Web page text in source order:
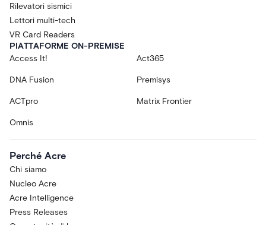
Rilevatori sismici
Lettori multi-tech
VR Card Readers
PIATTAFORME ON-PREMISE
Access It!
Act365
DNA Fusion Premisys
ACTpro Matrix Frontier
Omnis
Perché Acre
Chi siamo
Nucleo Acre
Acre Intelligence
Press Releases